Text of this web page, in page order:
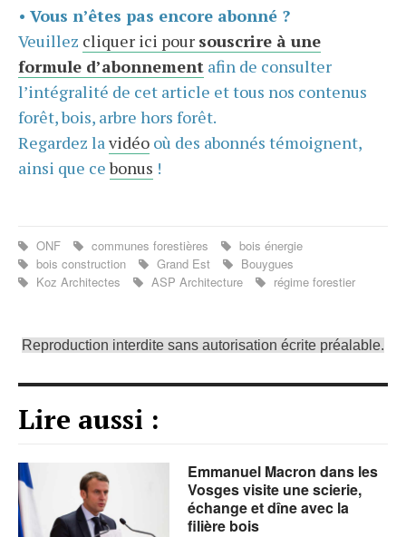
• Vous n’êtes pas encore abonné ?
Veuillez cliquer ici pour souscrire à une
formule d’abonnement afin de consulter
l’intégralité de cet article et tous nos contenus
forêt, bois, arbre hors forêt.
Regardez lavidéo où des abonnés témoignent,
ainsi que cebonus !
ONF communes forestières
bois énergie
bois construction
Grand Est
Bouygues
Koz Architectes
ASP Architecture régime forestier
Reproduction interdite sans autorisation écrite préalable.
Lire aussi :
Emmanuel Macron dans les
Vosges visite une scierie,
échange et dîne avec la
filière bois